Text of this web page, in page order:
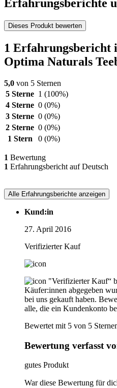
Erfahrungsberichte
Dieses Produkt bewerten
1 Erfahrungsbericht
Optima Naturals
5,0 von 5 Sternen
5 Sterne 1 (100%)
4 Sterne 0 (0%)
3 Sterne 0 (0%)
2 Sterne 0 (0%)
1 Stern
0 (0%)
1 Bewertung
1 Erfahrungsbericht auf Deutsch
Alle Erfahrungsberichte anzeigen
Kund:in
27. April 2016
Verifizierter Kauf
"Verifizierter Kauf“
Käufer:innen abgegeben
bei uns gekauft haben.
alle, die ein Kundenkonto
Bewertet mit 5 von 5
Bewertung verfasst
gutes Produkt
War diese Bewertung für